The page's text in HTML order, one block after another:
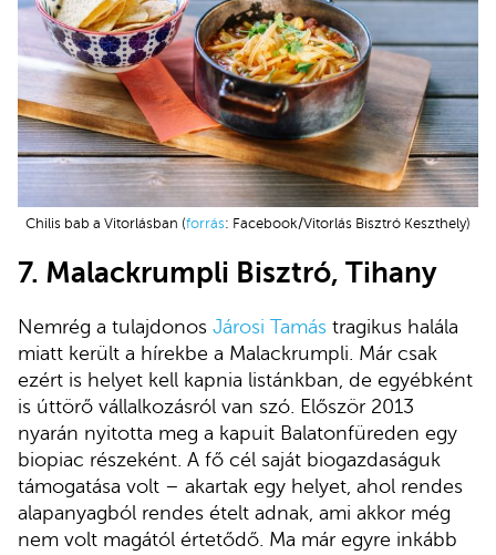
Chilis bab a Vitorlásban (forrás: Facebook/Vitorlás Bisztró Keszthely)
7. Malackrumpli Bisztró, Tihany
Nemrég a tulajdonos Járosi Tamás tragikus halála
miatt került a hírekbe a Malackrumpli. Már csak
ezért is helyet kell kapnia listánkban, de egyébként
is úttörő vállalkozásról van szó. Először 2013
nyarán nyitotta meg a kapuit Balatonfüreden egy
biopiac részeként. A fő cél saját biogazdaságuk
támogatása volt – akartak egy helyet, ahol rendes
alapanyagból rendes ételt adnak, ami akkor még
nem volt magától értetődő. Ma már egyre inkább